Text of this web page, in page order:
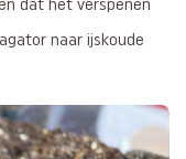
dat het verspenen
naar ijskoude